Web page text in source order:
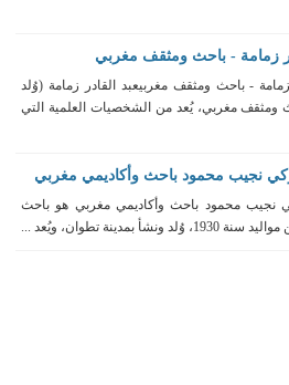
زمامة - باحث ومثقف مغربي
- باحث ومثقف مغربيعبد القادر زمامة (وُلد
باحث ومثقف مغربي، يُعد من الشخصيات العلمية التي
نجيب محمود باحث وأكاديمي مغربي
نجيب محمود باحث وأكاديمي مغربي هو باحث
بمدينة تطوان، ويُعد ...